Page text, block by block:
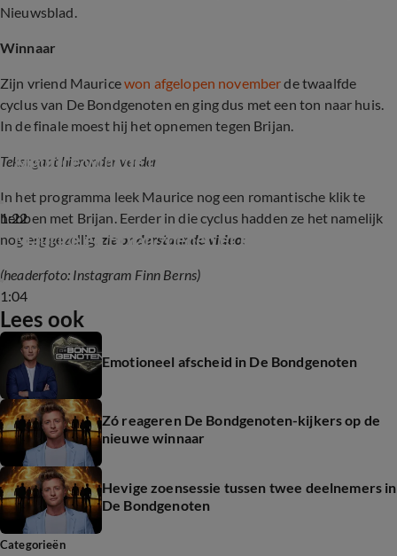
Nieuwsblad.
Winnaar
Zijn vriend Mauricewon afgelopen novemberde twaalfde
cyclus van De Bondgenoten en ging dus met een ton naar huis.
In de finale moest hij het opnemen tegen Brijan.
Tekst gaat hieronder verder
1:22
Maurice wint de finale van De Bondgenoten
In het programma leek Maurice nog een romantische klik te
hebben met Brijan. Eerder in die cyclus hadden ze het namelijk
nog erg gezellig, zie onderstaande video:
1:04
Maurice en Brijan zoenen er op los
(headerfoto: Instagram Finn Berns)
Lees ook
Emotioneel afscheid in De Bondgenoten
Zó reageren De Bondgenoten-kijkers op de
nieuwe winnaar
Hevige zoensessie tussen twee deelnemers in
De Bondgenoten
Categorieën